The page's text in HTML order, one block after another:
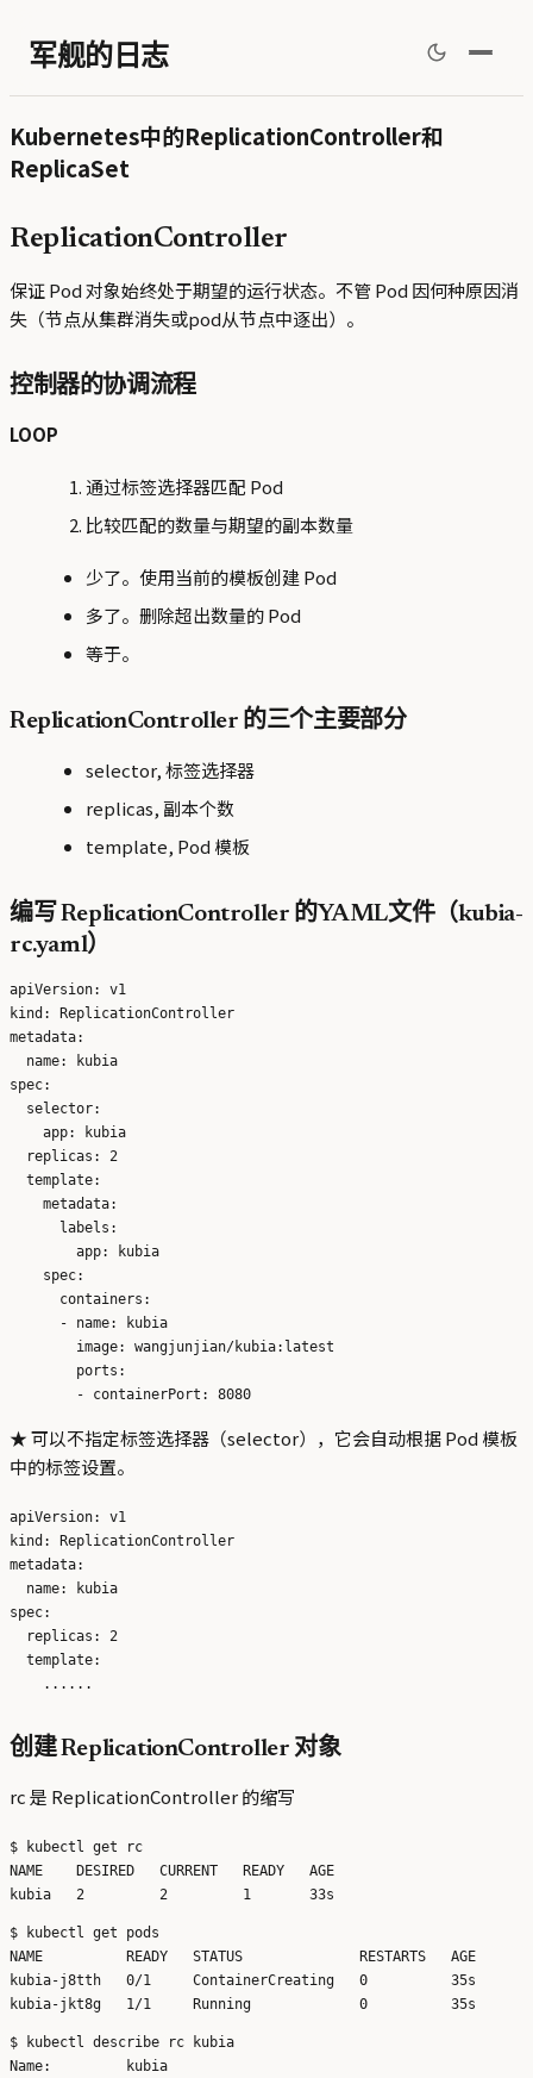
军舰的日志
Kubernetes中的ReplicationController和
ReplicaSet
ReplicationController
保证 Pod 对象始终处于期望的运行状态。不管 Pod 因何种原因消
失（节点从集群消失或pod从节点中逐出）。
控制器的协调流程
LOOP
通过标签选择器匹配 Pod
比较匹配的数量与期望的副本数量
少了。使用当前的模板创建 Pod
多了。删除超出数量的 Pod
等于。
ReplicationController 的三个主要部分
selector, 标签选择器
replicas, 副本个数
template, Pod 模板
编写 ReplicationController 的YAML文件（kubia-
rc.yaml）
apiVersion: v1
kind: ReplicationController
metadata:
  name: kubia
spec:
  selector:
    app: kubia
  replicas: 2
  template:
    metadata:
      labels:
        app: kubia
    spec:
      containers:
      - name: kubia
        image: wangjunjian/kubia:latest
        ports:
★ 可以不指定标签选择器（selector），它会自动根据 Pod 模板
中的标签设置。
apiVersion: v1
kind: ReplicationController
metadata:
  name: kubia
spec:
  replicas: 2
  template:
创建 ReplicationController 对象
rc 是 ReplicationController 的缩写
$ kubectl get rc
NAME    DESIRED   CURRENT   READY   AGE
$ kubectl get pods
NAME          READY   STATUS              RESTARTS   AGE
kubia-j8tth   0/1     ContainerCreating   0          35s
$ kubectl describe rc kubia
Name:         kubia